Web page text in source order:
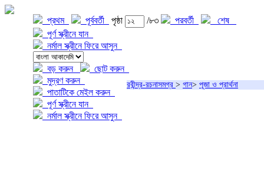
প্রথম পূর্ববর্তী পৃষ্ঠা /৮৩ পরবর্তী
শেষ
পূর্ণ স্ক্রীনে যান
নর্মাল স্ক্রীনে ফিরে আসুন
বড় করুন
ছোট করুন
মুদ্রণ করুন
পাতাটিকে মেইল করুন
পূর্ণ স্ক্রীনে যান
নর্মাল স্ক্রীনে ফিরে আসুন
রবীন্দ্র-রচনাসমগ্র > গান> পূজা ও প্রার্থনা